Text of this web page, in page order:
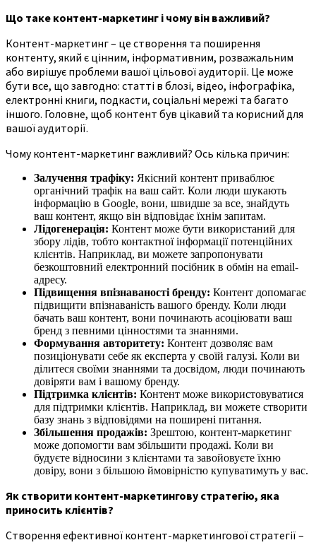
Що таке контент-маркетинг і чому він важливий?
Контент-маркетинг – це створення та поширення
контенту, який є цінним, інформативним, розважальним
або вирішує проблеми вашої цільової аудиторії. Це може
бути все, що завгодно: статті в блозі, відео, інфографіка,
електронні книги, подкасти, соціальні мережі та багато
іншого. Головне, щоб контент був цікавий та корисний для
вашої аудиторії.
Чому контент-маркетинг важливий? Ось кілька причин:
Залучення трафіку: Якісний контент приваблює
органічний трафік на ваш сайт. Коли люди шукають
інформацію в Google, вони, швидше за все, знайдуть
ваш контент, якщо він відповідає їхнім запитам.
Лідогенерація: Контент може бути використаний для
збору лідів, тобто контактної інформації потенційних
клієнтів. Наприклад, ви можете запропонувати
безкоштовний електронний посібник в обмін на email-
адресу.
Підвищення впізнаваності бренду: Контент допомагає
підвищити впізнаваність вашого бренду. Коли люди
бачать ваш контент, вони починають асоціювати ваш
бренд з певними цінностями та знаннями.
Формування авторитету: Контент дозволяє вам
позиціонувати себе як експерта у своїй галузі. Коли ви
ділитеся своїми знаннями та досвідом, люди починають
довіряти вам і вашому бренду.
Підтримка клієнтів: Контент може використовуватися
для підтримки клієнтів. Наприклад, ви можете створити
базу знань з відповідями на поширені питання.
Збільшення продажів: Зрештою, контент-маркетинг
може допомогти вам збільшити продажі. Коли ви
будуєте відносини з клієнтами та завойовуєте їхню
довіру, вони з більшою ймовірністю купуватимуть у вас.
Як створити контент-маркетингову стратегію, яка
приносить клієнтів?
Створення ефективної контент-маркетингової стратегії –